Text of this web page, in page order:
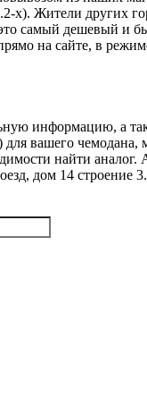
х). Жители других
самый дешевый и
на сайте, в
информацию, а
для вашего
найти аналог.
дом 14 строение 3.